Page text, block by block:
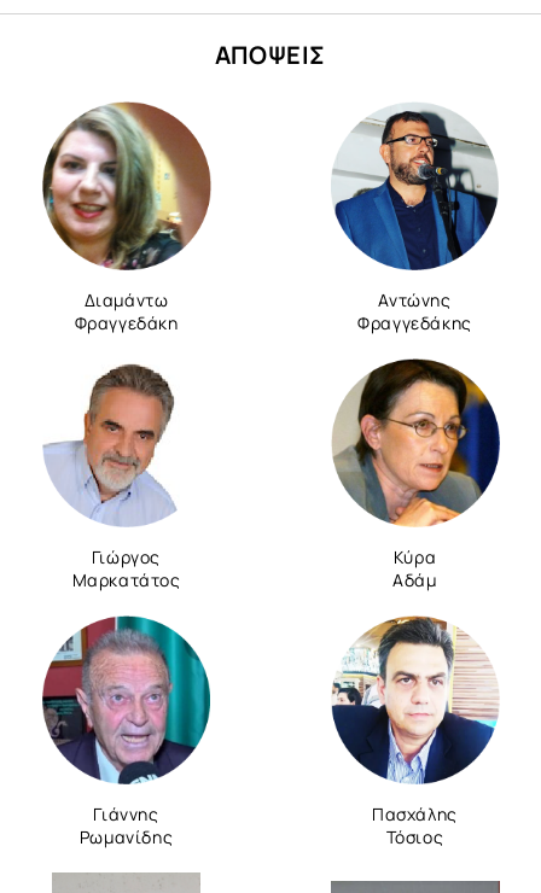
ΑΠΟΨΕΙΣ
Διαμάντω
Φραγγεδάκη
Αντώνης
Φραγγεδάκης
Γιώργος
Μαρκατάτος
Κύρα
Αδάμ
Γιάννης
Ρωμανίδης
Πασχάλης
Τόσιος